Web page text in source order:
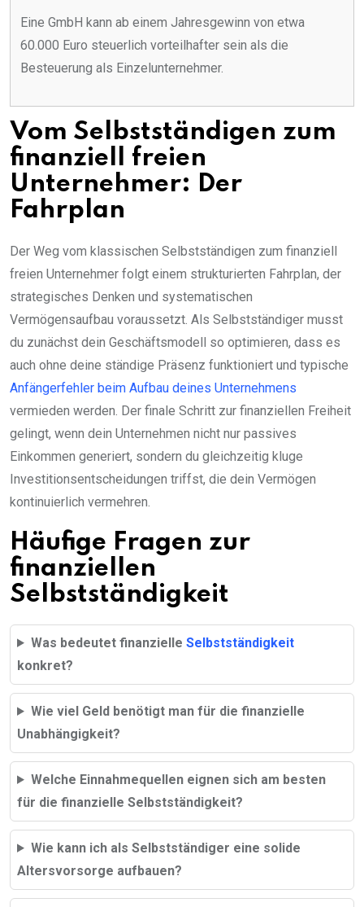
Eine GmbH kann ab einem Jahresgewinn von etwa
60.000 Euro steuerlich vorteilhafter sein als die
Besteuerung als Einzelunternehmer.
Vom Selbstständigen zum
finanziell freien
Unternehmer: Der
Fahrplan
Der Weg vom klassischen Selbstständigen zum finanziell
freien Unternehmer folgt einem strukturierten Fahrplan, der
strategisches Denken und systematischen
Vermögensaufbau voraussetzt. Als Selbstständiger musst
du zunächst dein Geschäftsmodell so optimieren, dass es
auch ohne deine ständige Präsenz funktioniert und typische
Anfängerfehler beim Aufbau deines Unternehmens
vermieden werden. Der finale Schritt zur finanziellen Freiheit
gelingt, wenn dein Unternehmen nicht nur passives
Einkommen generiert, sondern du gleichzeitig kluge
Investitionsentscheidungen triffst, die dein Vermögen
kontinuierlich vermehren.
Häufige Fragen zur
finanziellen
Selbstständigkeit
Was bedeutet finanzielle Selbstständigkeit
konkret?
Wie viel Geld benötigt man für die finanzielle
Unabhängigkeit?
Welche Einnahmequellen eignen sich am besten
für die finanzielle Selbstständigkeit?
Wie kann ich als Selbstständiger eine solide
Altersvorsorge aufbauen?